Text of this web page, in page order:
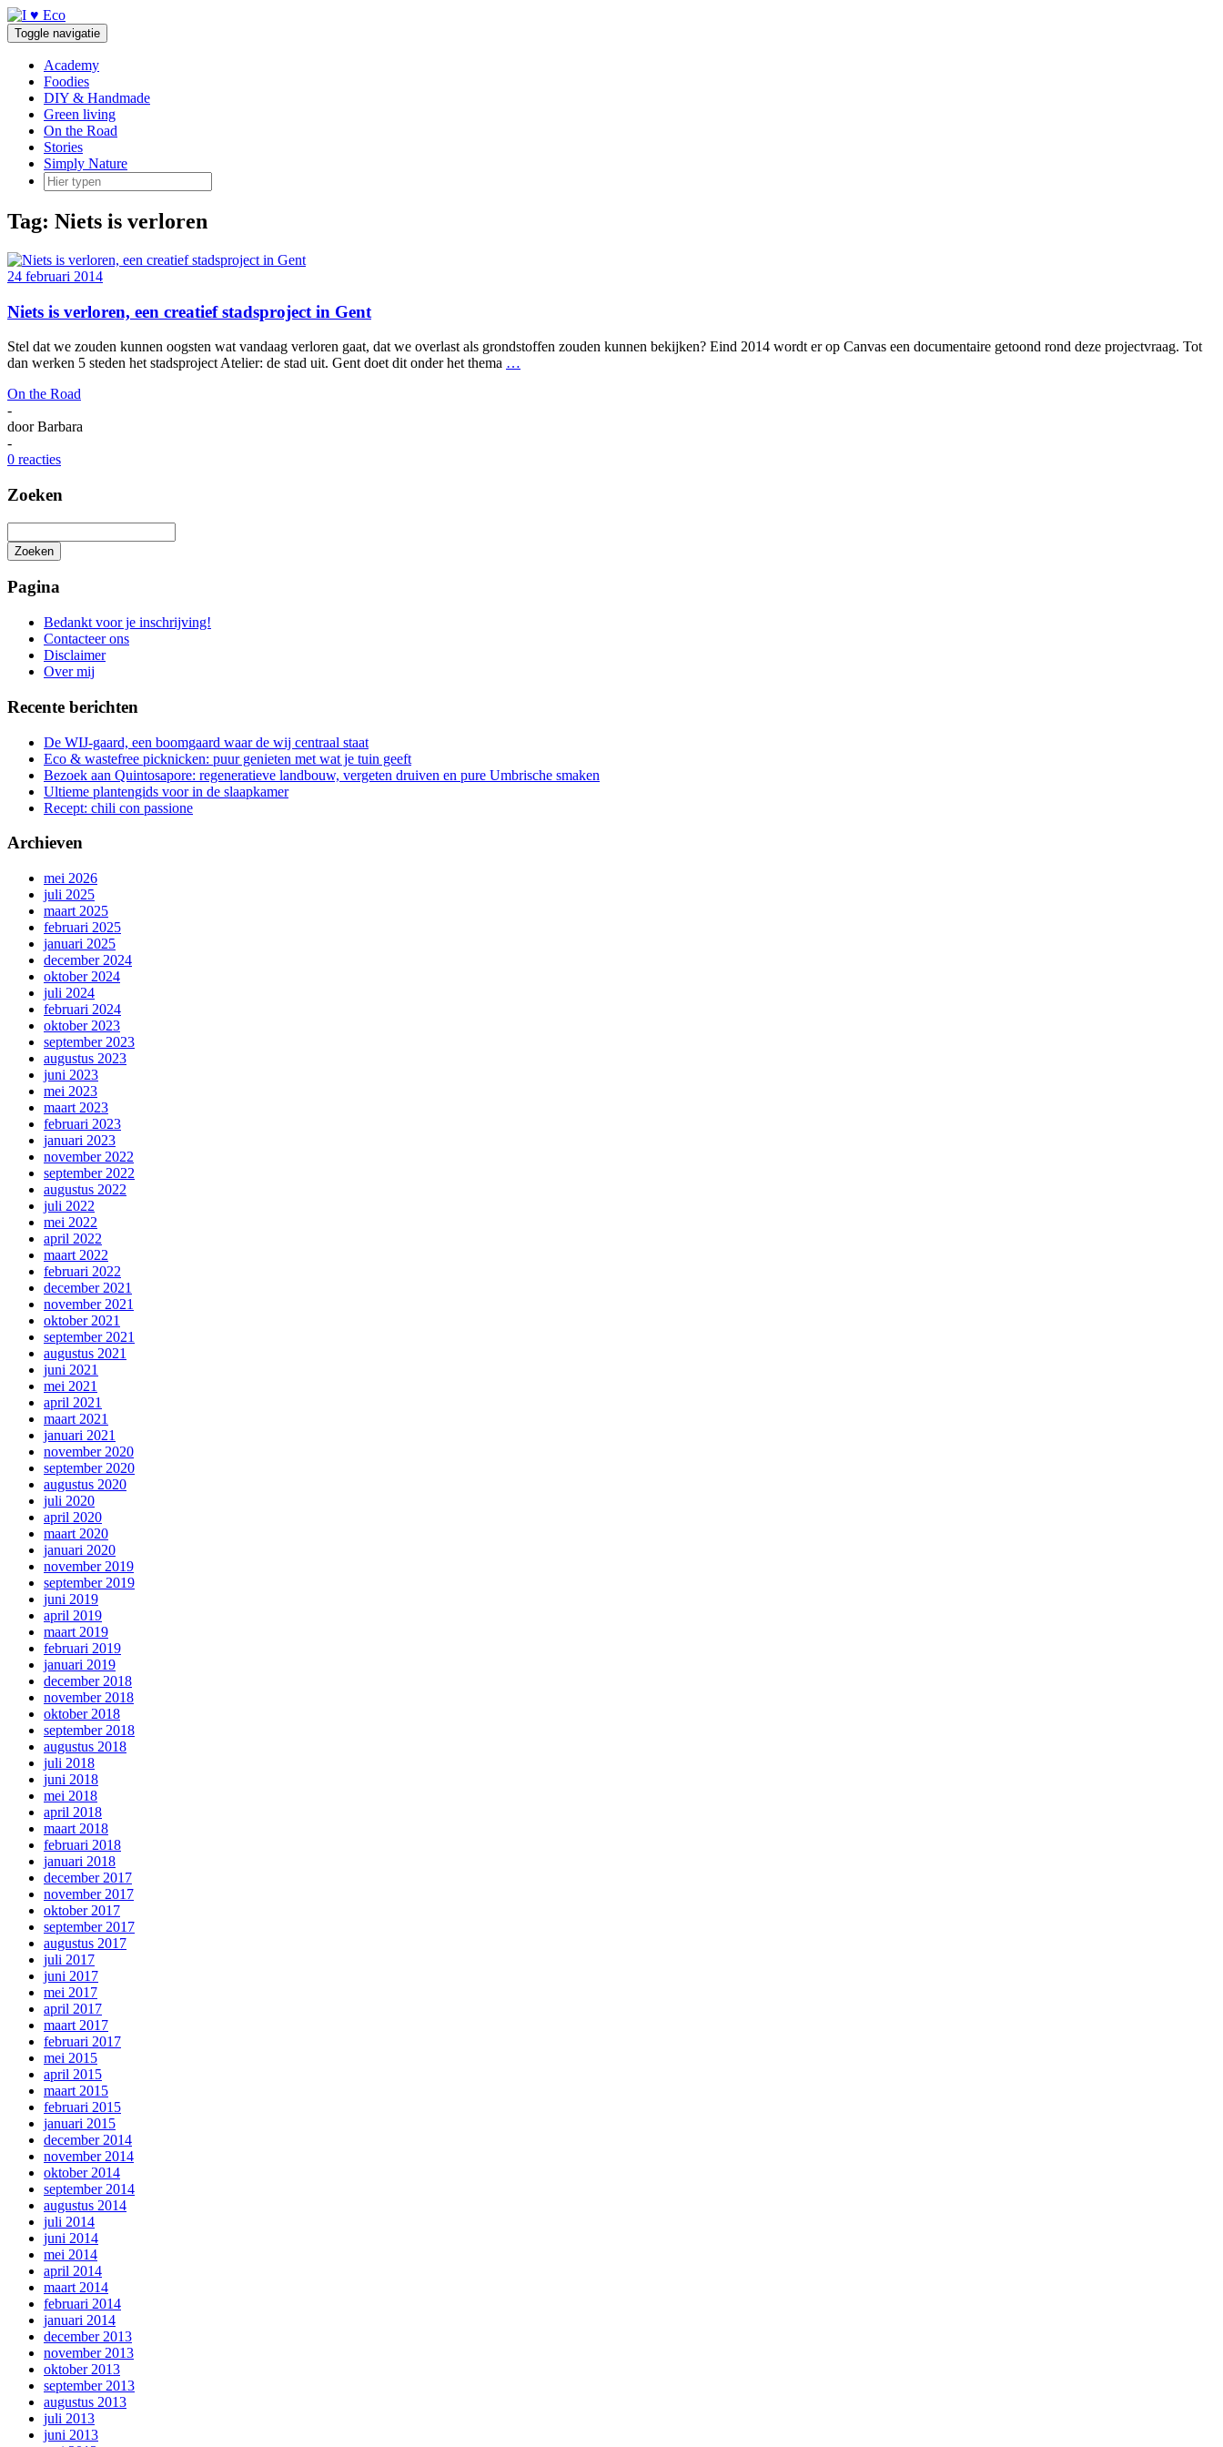
Doorgaan
naar
inhoud
Toggle navigatie
Academy
Foodies
DIY & Handmade
Green living
On the Road
Stories
Simply Nature
Tag: Niets is verloren
24 februari 2014
Niets is verloren, een creatief stadsproject in Gent
Stel dat we zouden kunnen oogsten wat vandaag verloren gaat, dat we overlast als grondstoffen zouden kunnen bekijken? Eind 2014 wordt er op Canvas een documentaire getoond rond deze projectvraag. Tot
dan werken 5 steden het stadsproject Atelier: de stad uit. Gent doet dit onder het thema …
On the Road
-
doorBarbara
-
0 reacties
Zoeken
Zoeken
zoeken
Pagina
Bedankt voor je inschrijving!
Contacteer ons
Disclaimer
Over mij
Recente berichten
De WIJ-gaard, een boomgaard waar de wij centraal staat
Eco & wastefree picknicken: puur genieten met wat je tuin geeft
Bezoek aan Quintosapore: regeneratieve landbouw, vergeten druiven en pure Umbrische smaken
Ultieme plantengids voor in de slaapkamer
Recept: chili con passione
Archieven
mei 2026
juli 2025
maart 2025
februari 2025
januari 2025
december 2024
oktober 2024
juli 2024
februari 2024
oktober 2023
september 2023
augustus 2023
juni 2023
mei 2023
maart 2023
februari 2023
januari 2023
november 2022
september 2022
augustus 2022
juli 2022
mei 2022
april 2022
maart 2022
februari 2022
december 2021
november 2021
oktober 2021
september 2021
augustus 2021
juni 2021
mei 2021
april 2021
maart 2021
januari 2021
november 2020
september 2020
augustus 2020
juli 2020
april 2020
maart 2020
januari 2020
november 2019
september 2019
juni 2019
april 2019
maart 2019
februari 2019
januari 2019
december 2018
november 2018
oktober 2018
september 2018
augustus 2018
juli 2018
juni 2018
mei 2018
april 2018
maart 2018
februari 2018
januari 2018
december 2017
november 2017
oktober 2017
september 2017
augustus 2017
juli 2017
juni 2017
mei 2017
april 2017
maart 2017
februari 2017
mei 2015
april 2015
maart 2015
februari 2015
januari 2015
december 2014
november 2014
oktober 2014
september 2014
augustus 2014
juli 2014
juni 2014
mei 2014
april 2014
maart 2014
februari 2014
januari 2014
december 2013
november 2013
oktober 2013
september 2013
augustus 2013
juli 2013
juni 2013